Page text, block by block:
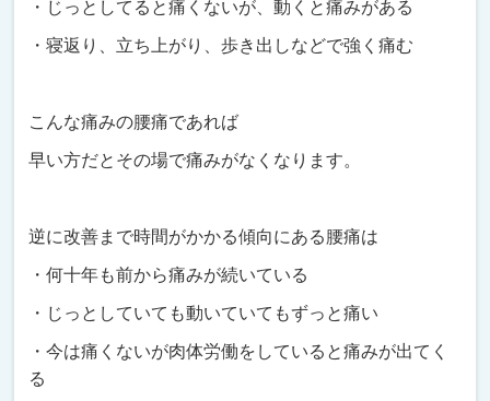
・じっとしてると痛くないが、動くと痛みがある
・寝返り、立ち上がり、歩き出しなどで強く痛む
こんな痛みの腰痛であれば
早い方だとその場で痛みがなくなります。
逆に改善まで時間がかかる傾向にある腰痛は
・何十年も前から痛みが続いている
・じっとしていても動いていてもずっと痛い
・今は痛くないが肉体労働をしていると痛みが出てく
る